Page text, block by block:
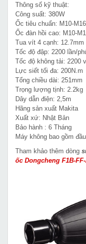
Thông số kỹ thuật:
Công suất: 380W
Ốc tiêu chuẩn: M10-M16
Ốc đàn hồi cao: M10-
Tua vít 4 cạnh: 12.7mm
Tốc độ đập: 2200 lần/
Tốc độ không tải: 2200
Lực siết tối đa: 200N.m
Tổng chiều dài: 251mm
Trọng lượng tịnh: 2.2kg
Dây dẫn điện: 2,5m
Hãng sản xuất Makita
Xuất xứ: Nhật Bản
Bảo hành : 6 Tháng
Máy không bao gồm
Tham khảo thêm dòng
ốc Dongcheng F1B-FF-